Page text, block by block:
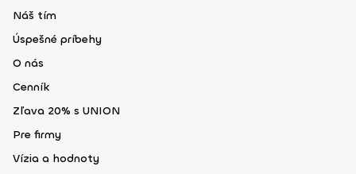
Náš tím
Úspešné príbehy
O nás
Cenník
Zľava 20% s UNION
Pre firmy
Vízia a hodnoty